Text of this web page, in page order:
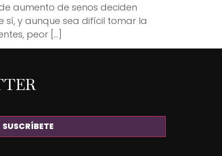
aumento de senos deciden
sí, y aunque sea difícil tomar la
peor […]